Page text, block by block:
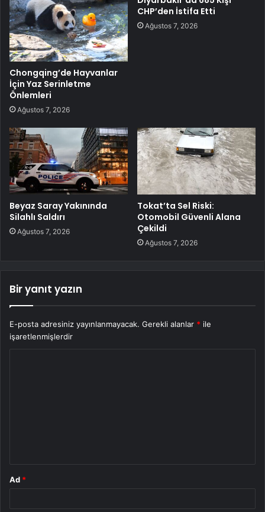
Chongqing’de Hayvanlar
İçin Yaz Serinletme
Önlemleri
Ağustos 7, 2026
CHP’den İstifa Etti
Ağustos 7, 2026
Beyaz Saray Yakınında
Silahlı Saldırı
Ağustos 7, 2026
Tokat’ta Sel Riski:
Otomobil Güvenli Alana
Çekildi
Ağustos 7, 2026
Bir yanıt yazın
E-posta adresiniz yayınlanmayacak. Gerekli alanlar * ile
işaretlenmişlerdir
Ad *